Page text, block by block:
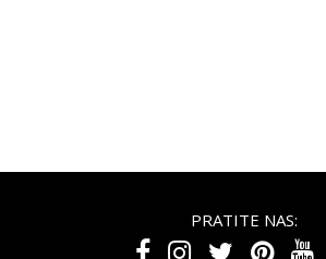
PRATITE NAS: